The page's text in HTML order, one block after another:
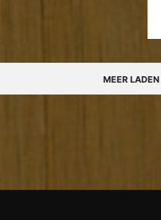
MEER LADEN